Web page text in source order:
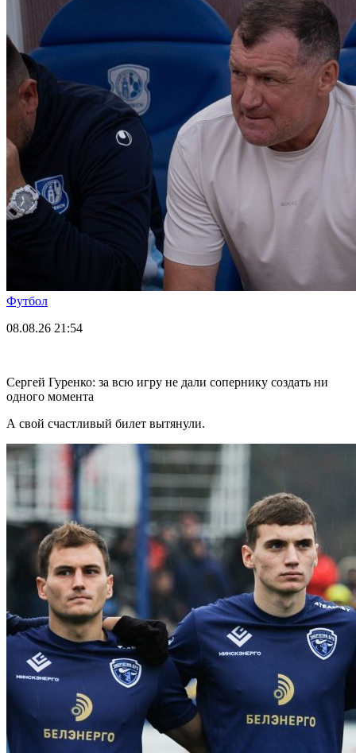
Футбол
08.08.26 21:54
Сергей Гуренко: за всю игру не дали сопернику создать ни
одного момента
А свой счастливый билет вытянули.